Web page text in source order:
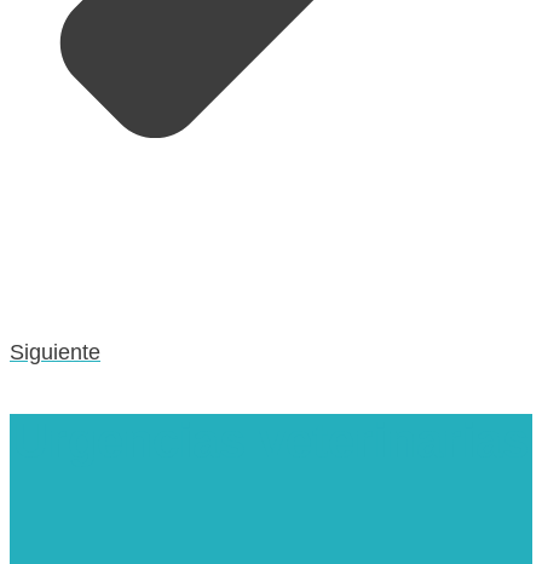
Siguiente